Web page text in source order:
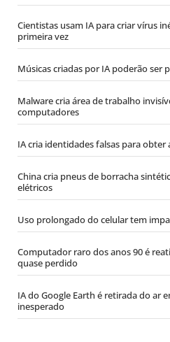
Cientistas usam IA para criar vírus
primeira vez
Músicas criadas por IA poderão ser
Malware cria área de trabalho
computadores
IA cria identidades falsas para
China cria pneus de borracha
elétricos
Uso prolongado do celular tem
Computador raro dos anos 90 é
quase perdido
IA do Google Earth é retirada do ar
inesperado